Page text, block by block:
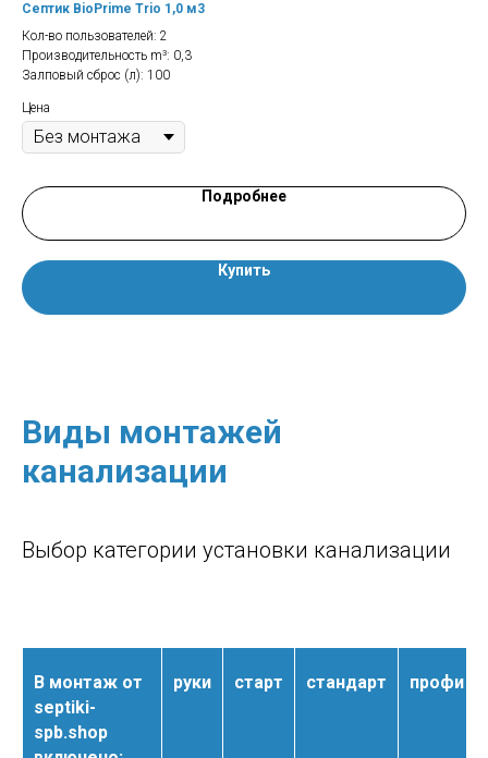
Септик BioPrime Trio 1,0 м3
Кол-во пользователей: 2
Производительность m³: 0,3
Залповый сброс (л): 100
Цена
Подробнее
Купить
Виды монтажей
канализации
Выбор категории установки канализации
В монтаж от
septiki-
spb.shop
руки старт стандарт профи